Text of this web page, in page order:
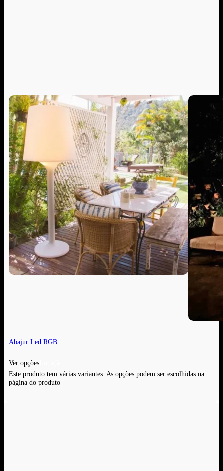
Abajur Led RGB
Ver opções
Este produto tem várias variantes. As opções podem ser escolhidas na
página do produto